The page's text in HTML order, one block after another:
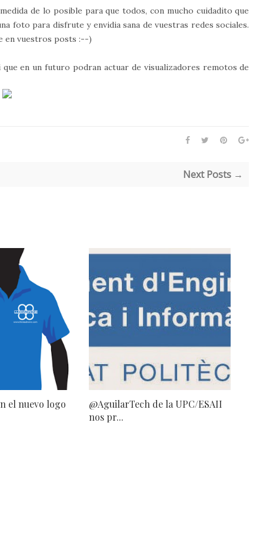
de lo posible para que todos, con mucho cuidadito que
foto para disfrute y envidia sana de vuestras redes sociales.
en vuestros posts :--)
en un futuro podran actuar de visualizadores remotos de
Next Posts →
el nuevo logo
@AguilarTech de la UPC/ESAII
nos pr...